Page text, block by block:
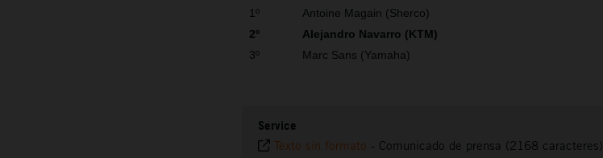
1º
Antoine Magain (Sherco)
2º
Alejandro Navarro (KTM)
3º
Marc Sans (Yamaha)
Service
Texto sin formato - Comunicado de prensa (2168 caracteres)